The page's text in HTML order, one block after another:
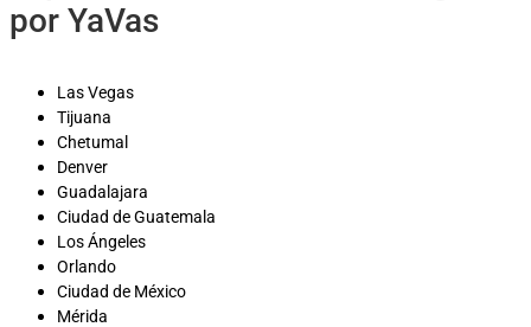
por YaVas
Las Vegas
Tijuana
Chetumal
Denver
Guadalajara
Ciudad de Guatemala
Los Ángeles
Orlando
Ciudad de México
Mérida